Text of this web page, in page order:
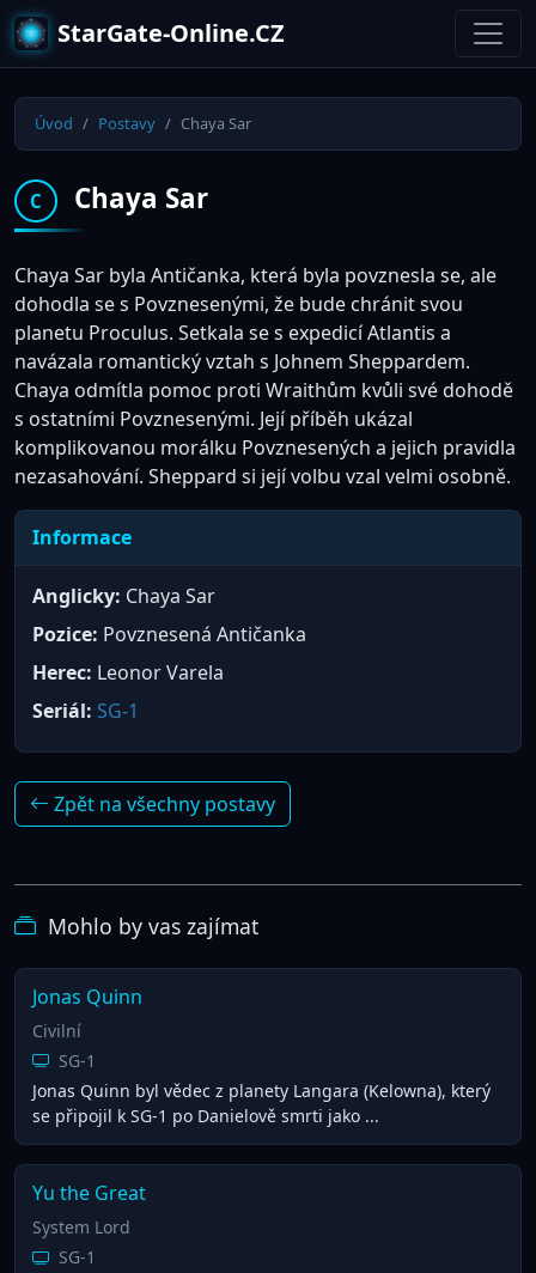
StarGate-Online.CZ
Úvod Postavy Chaya Sar
C Chaya Sar
Chaya Sar byla Antičanka, která byla povznesla se, ale
dohodla se s Povznesenými, že bude chránit svou
planetu Proculus. Setkala se s expedicí Atlantis a
navázala romantický vztah s Johnem Sheppardem.
Chaya odmítla pomoc proti Wraithům kvůli své dohodě
s ostatními Povznesenými. Její příběh ukázal
komplikovanou morálku Povznesených a jejich pravidla
nezasahování. Sheppard si její volbu vzal velmi osobně.
Informace
Anglicky: Chaya Sar
Pozice: Povznesená Antičanka
Herec: Leonor Varela
Seriál: SG-1
Zpět na všechny postavy
Mohlo by vas zajímat
Jonas Quinn
Civilní
SG-1
Jonas Quinn byl vědec z planety Langara (Kelowna), který
se připojil k SG-1 po Danielově smrti jako ...
Yu the Great
System Lord
SG-1